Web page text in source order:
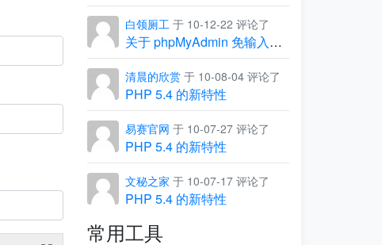
白领厕工 于 10-12-22 评论了
关于 phpMyAdmin 免输入用户名和密码，直接进入管理界面
清晨的欣赏 于 10-08-04 评论了
PHP 5.4 的新特性
易赛官网 于 10-07-27 评论了
PHP 5.4 的新特性
文秘之家 于 10-07-17 评论了
PHP 5.4 的新特性
常用工具